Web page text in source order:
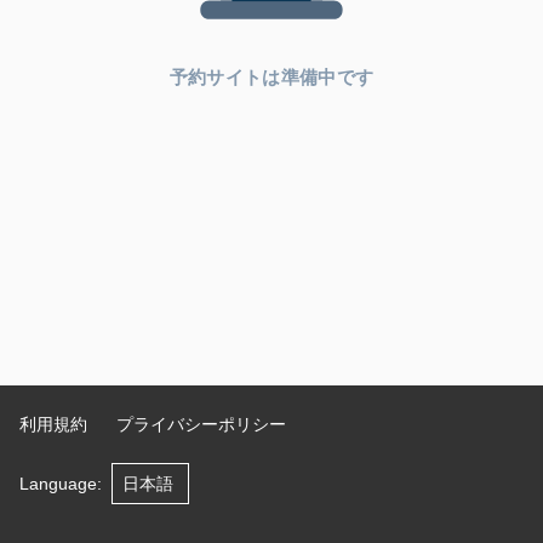
予約サイトは準備中です
利用規約 プライバシーポリシー
Language: